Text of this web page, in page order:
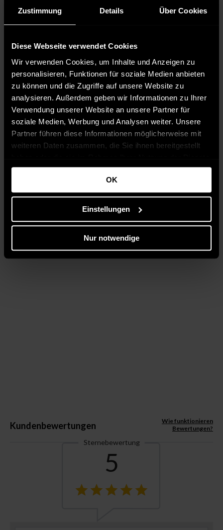
Zustimmung Details Über Cookies
Diese Webseite verwendet Cookies
Wir verwenden Cookies, um Inhalte und Anzeigen zu
personalisieren, Funktionen für soziale Medien anbieten
zu können und die Zugriffe auf unsere Website zu
analysieren. Außerdem geben wir Informationen zu Ihrer
Verwendung unserer Website an unsere Partner für
soziale Medien, Werbung und Analysen weiter. Unsere
Partner führen diese Informationen möglicherweise mit
weiteren Daten zusammen, die Sie ihnen bereitgestellt
gesammelt haben.
OK
Einstellungen
Nur notwendige
Kundenbewertungen
Wie funktionieren
Bewertungen?
Sternebewertung
5